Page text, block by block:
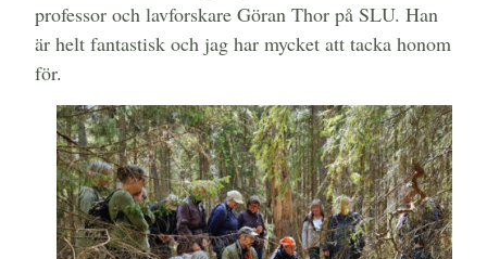
professor och lavforskare Göran Thor på SLU. Han
är helt fantastisk och jag har mycket att tacka honom
för.